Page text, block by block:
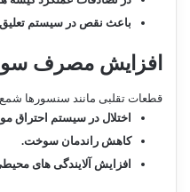
باعث نقص در سیستم
افزایش مصرف
قطعات تقلبی مانند سنسورها
اختلال در سیستم احتراق
کاهش راندمان سوخت.
افزایش آلایندگی های